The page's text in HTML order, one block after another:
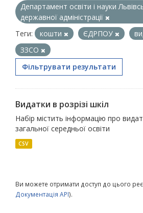
Департамент освіти і науки
державної адміністрації
Теги:
кошти ЄДРПОУ
ЗЗСО
Фільтрувати результати
Видатки в розрізі шкіл
Набір містить інформацію про
загальної середньої освіти
CSV
Ви можете отримати доступ до цього
Документація API).